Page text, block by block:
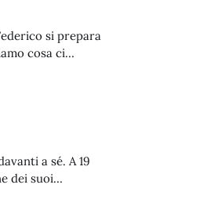
si prepara
cosa ci
a sé. A 19
dei suoi